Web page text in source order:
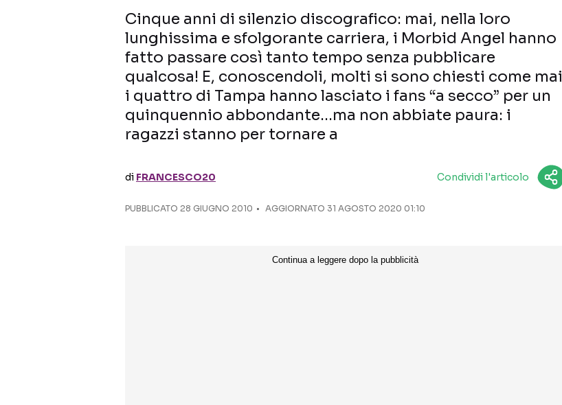
Cinque anni di silenzio discografico: mai, nella loro
lunghissima e sfolgorante carriera, i Morbid Angel hanno
fatto passare così tanto tempo senza pubblicare
qualcosa! E, conoscendoli, molti si sono chiesti come mai
i quattro di Tampa hanno lasciato i fans “a secco” per un
quinquennio abbondante…ma non abbiate paura: i
ragazzi stanno per tornare a
di FRANCESCO20 Condividi l'articolo
PUBBLICATO 28 GIUGNO 2010 AGGIORNATO 31 AGOSTO 2020 01:10